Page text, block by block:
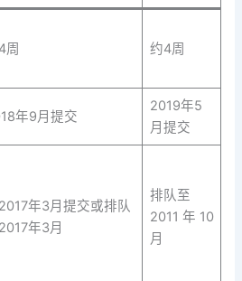
周 约4周
年9月提交
2019年5
月提交
年3月提交或排队
年3月
排队至
2011 年 10
月